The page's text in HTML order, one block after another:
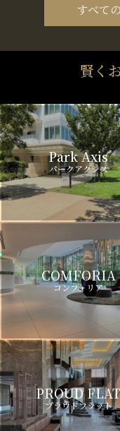
すべて
賢く
Park Axis
パークアクシス
COMFORIA
コンフォリア
PROUD
プラウドフラット